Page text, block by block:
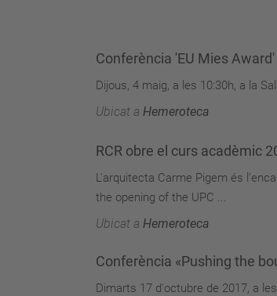
Conferència 'EU Mies
Dijous, 4 maig, a les 10:30h, a la
Ubicat a Hemeroteca
RCR obre el curs acadèmic
L'arquitecta Carme Pigem és
the opening of the UPC ...
Ubicat a Hemeroteca
Conferència «Pushing the
Dimarts 17 d'octubre de 2017, a